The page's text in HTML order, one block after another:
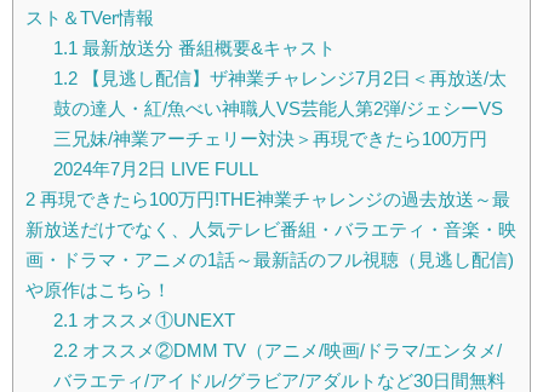
スト＆TVer情報
1.1最新放送分 番組概要&キャスト
1.2【見逃し配信】ザ神業チャレンジ7月2日＜再放送/太
鼓の達人・紅/魚べい神職人VS芸能人第2弾/ジェシーVS
三兄妹/神業アーチェリー対決＞再現できたら100万円
2024年7月2日 LIVE FULL
2 再現できたら100万円!THE神業チャレンジの過去放送～最
新放送だけでなく、人気テレビ番組・バラエティ・音楽・映
画・ドラマ・アニメの1話～最新話のフル視聴（見逃し配信)
や原作はこちら！
2.1オススメ①UNEXT
2.2オススメ②DMM TV（アニメ/映画/ドラマ/エンタメ/
バラエティ/アイドル/グラビア/アダルトなど30日間無料